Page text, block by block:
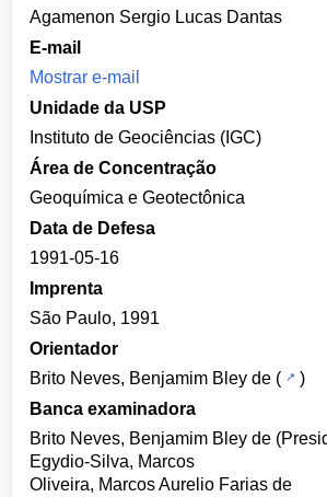
Agamenon Sergio Lucas Dantas
E-mail
Mostrar e-mail
Unidade da USP
Instituto de Geociências (IGC)
Área de Concentração
Geoquímica e Geotectônica
Data de Defesa
1991-05-16
Imprenta
São Paulo, 1991
Orientador
Brito Neves, Benjamim Bley de (
)
Banca examinadora
Brito Neves, Benjamim Bley de
Egydio-Silva, Marcos
Oliveira, Marcos Aurelio Farias de